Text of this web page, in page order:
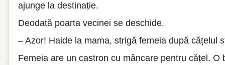
ajunge la destinație.
Deodată poarta vecinei se deschide.
– Azor! Haide la mama, strigă femeia după cățelul
Femeia are un castron cu mâncare pentru cățel. O